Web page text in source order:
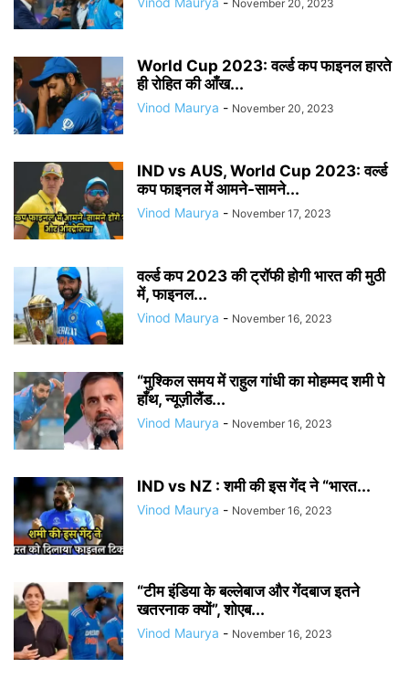
November 20, 2023
World Cup 2023: वर्ल्ड कप फाइनल हारते
ही रोहित की आँख...
Vinod Maurya - November 20, 2023
IND vs AUS, World Cup 2023: वर्ल्ड
कप फाइनल में आमने-सामने...
Vinod Maurya - November 17, 2023
वर्ल्ड कप 2023 की ट्रॉफी होगी भारत की मुठी
में, फाइनल...
Vinod Maurya - November 16, 2023
“मुश्किल समय में राहुल गांधी का मोहम्मद शमी पे
हाँथ, न्यूज़ीलैंड...
Vinod Maurya - November 16, 2023
IND vs NZ : शमी की इस गेंद ने “भारत...
Vinod Maurya - November 16, 2023
“टीम इंडिया के बल्लेबाज और गेंदबाज इतने
खतरनाक क्यों”, शोएब...
Vinod Maurya - November 16, 2023